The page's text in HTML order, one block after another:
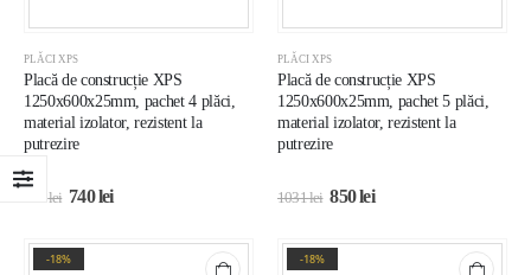
PLĂCI XPS
Placă de construcție XPS
1250x600x25mm, pachet 4 plăci,
material izolator, rezistent la
putrezire
898lei 740lei
PLĂCI XPS
Placă de construcție XPS
1250x600x25mm, pachet 5 plăci,
material izolator, rezistent la
putrezire
1031lei 850lei
-18% -18%